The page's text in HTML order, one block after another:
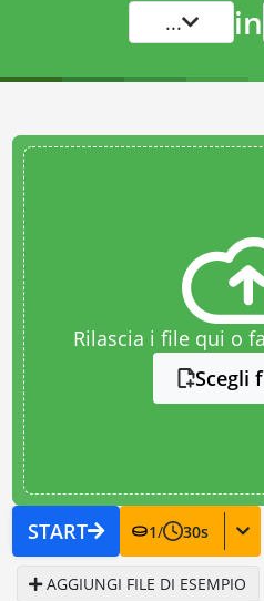
... in
Rilascia i file qui o
Scegli
START 1/ 30s
AGGIUNGI FILE DI ESEMPIO